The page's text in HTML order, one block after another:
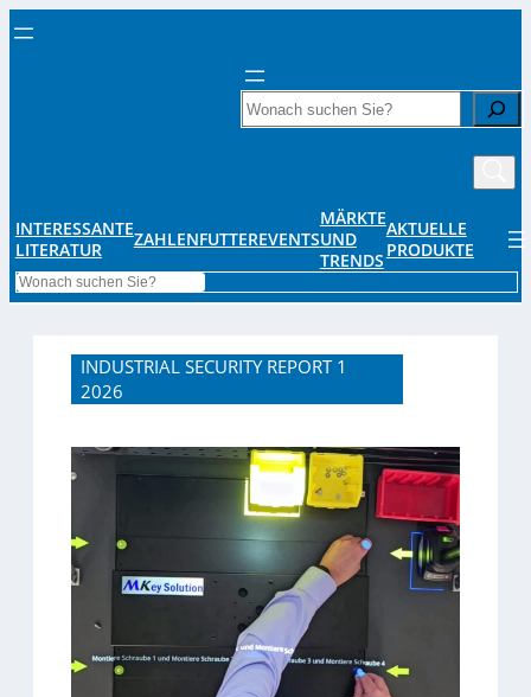
Search
INTERESSANTE
LITERATUR
ZAHLENFUTTEREVENTS
MÄRKTE
UND
TRENDS
AKTUELLE
PRODUKTE
Search
INDUSTRIAL SECURITY REPORT 1
2026